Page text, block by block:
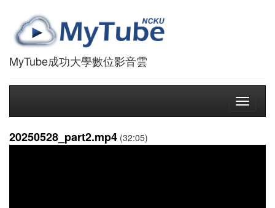
MyTube成功大學數位影音雲
Toggle
20250528_part2.mp4 (32:05)